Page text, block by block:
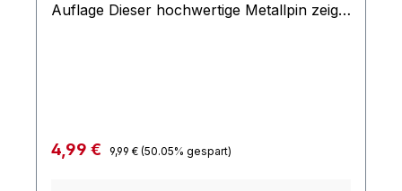
Auflage Dieser hochwertige Metallpin zeigt
Verkaufspreis:
4,99 € Regulärer Preis:
9,99 € (50.05% gespart)